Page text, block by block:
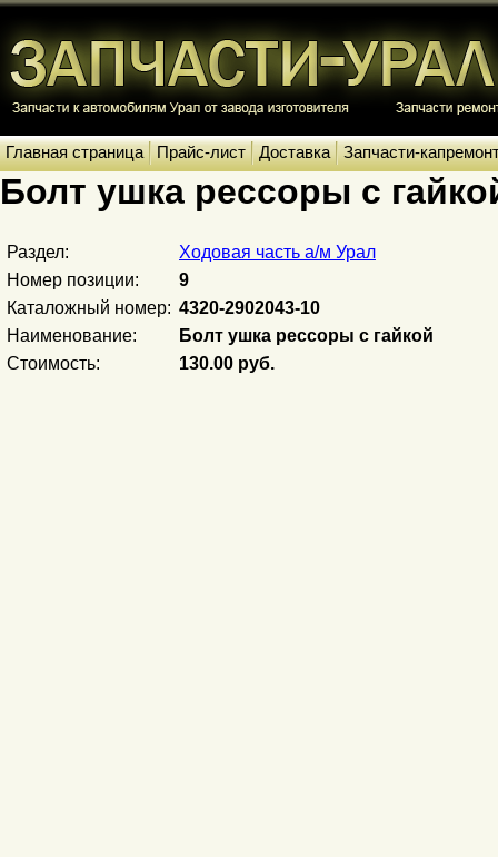
Главная страница Прайс-лист Доставка Запчасти-
Болт ушка рессоры с
Раздел:
Ходовая часть а/м Урал
Номер позиции:
9
Каталожный номер: 4320-2902043-10
Наименование:
Болт ушка рессоры с гайкой
Стоимость:
130.00 руб.